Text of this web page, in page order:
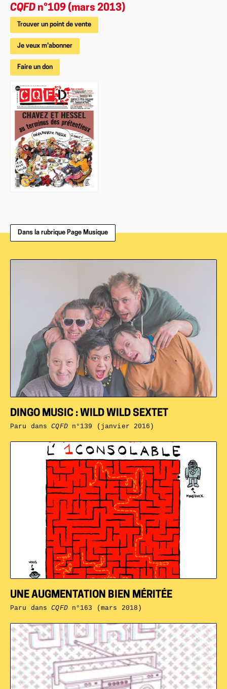
CQFD n°109 (mars 2013)
Trouver un point de vente
Je veux m'abonner
Faire un don
Dans la rubrique Page Musique
UNE AUGMENTATION BIEN MÉRITÉE
Paru dansCQFDn°163 (mars 2018)
DINGO MUSIC : WILD WILD SEXTET
Paru dansCQFDn°139 (janvier 2016)